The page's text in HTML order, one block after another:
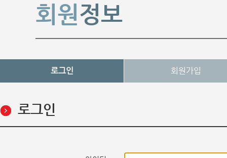
회원정보
로그인 회원가입
로그인